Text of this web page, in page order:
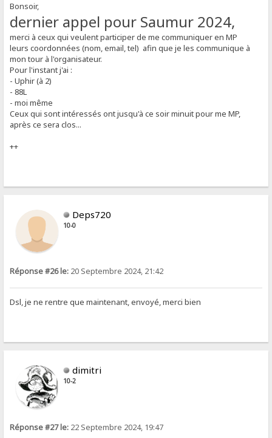
Bonsoir,
dernier appel pour Saumur 2024,
merci à ceux qui veulent participer de me communiquer en MP
leurs coordonnées (nom, email, tel) afin que je les communique à
mon tour à l'organisateur.
Pour l'instant j'ai :
- Uphir (à 2)
- 88L
- moi même
Ceux qui sont intéressés ont jusqu'à ce soir minuit pour me MP,
après ce sera clos...
++
Deps720
10-0
Réponse #26 le: 20 Septembre 2024, 21:42
Dsl, je ne rentre que maintenant, envoyé, merci bien
dimitri
10-2
Réponse #27 le: 22 Septembre 2024, 19:47